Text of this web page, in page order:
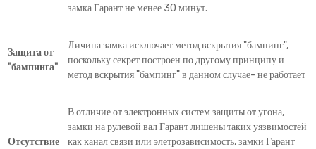
замка Гарант не менее 30 минут.
Защита от
"бампинга"
Личина замка исключает метод вскрытия "бампинг",
поскольку секрет построен по другому принципу и
метод вскрытия "бампинг" в данном случае- не работает
Отсутствие
В отличие от электронных систем защиты от угона,
замки на рулевой вал Гарант лишены таких уязвимостей
как канал связи или элетрозависимость, замки Гарант